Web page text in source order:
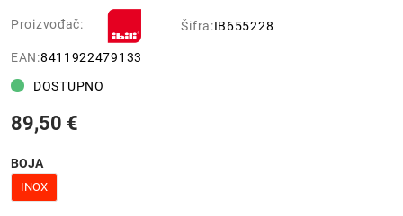
Proizvođač: Šifra:IB655228
EAN:8411922479133
DOSTUPNO
89,50 €
BOJA
INOX